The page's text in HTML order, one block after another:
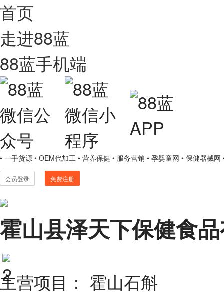
首页
走进88蓝
88蓝手机端
• 一手货源 • OEM代加工 • 营养保健 • 服务营销 • 孕婴童网 • 保健器械网
会员登录 免费注册
霍山县泽天下保健食
主营项目： 霍山石斛